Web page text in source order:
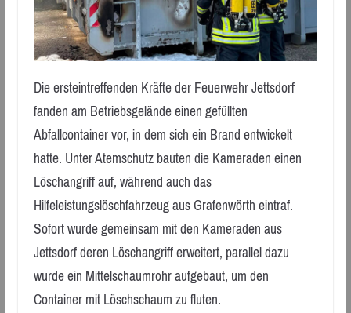
Die ersteintreffenden Kräfte der Feuerwehr Jettsdorf
fanden am Betriebsgelände einen gefüllten
Abfallcontainer vor, in dem sich ein Brand entwickelt
hatte. Unter Atemschutz bauten die Kameraden einen
Löschangriff auf, während auch das
Hilfeleistungslöschfahrzeug aus Grafenwörth eintraf.
Sofort wurde gemeinsam mit den Kameraden aus
Jettsdorf deren Löschangriff erweitert, parallel dazu
wurde ein Mittelschaumrohr aufgebaut, um den
Container mit Löschschaum zu fluten.